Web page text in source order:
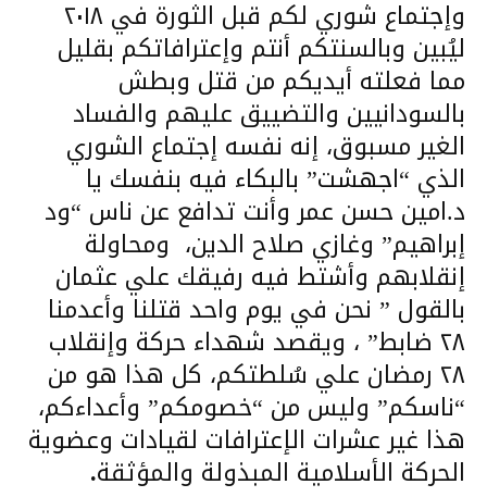
وإجتماع شوري لكم قبل الثورة في ٢٠١٨
ليُبين وبالسنتكم أنتم وإعترافاتكم بقليل
مما فعلته أيديكم من قتل وبطش
بالسودانيين والتضييق عليهم والفساد
الغير مسبوق، إنه نفسه إجتماع الشوري
الذي “اجهشت” بالبكاء فيه بنفسك يا
د.امين حسن عمر وأنت تدافع عن ناس “ود
إبراهيم” وغازي صلاح الدين، ومحاولة
إنقلابهم وأشتط فيه رفيقك علي عثمان
بالقول ” نحن في يوم واحد قتلنا وأعدمنا
٢٨ ضابط” ، ويقصد شهداء حركة وإنقلاب
٢٨ رمضان علي سُلطتكم، كل هذا هو من
“ناسكم” وليس من “خصومكم” وأعداءكم،
هذا غير عشرات الإعترافات لقيادات وعضوية
الحركة الأسلامية المبذولة والمؤثقة.